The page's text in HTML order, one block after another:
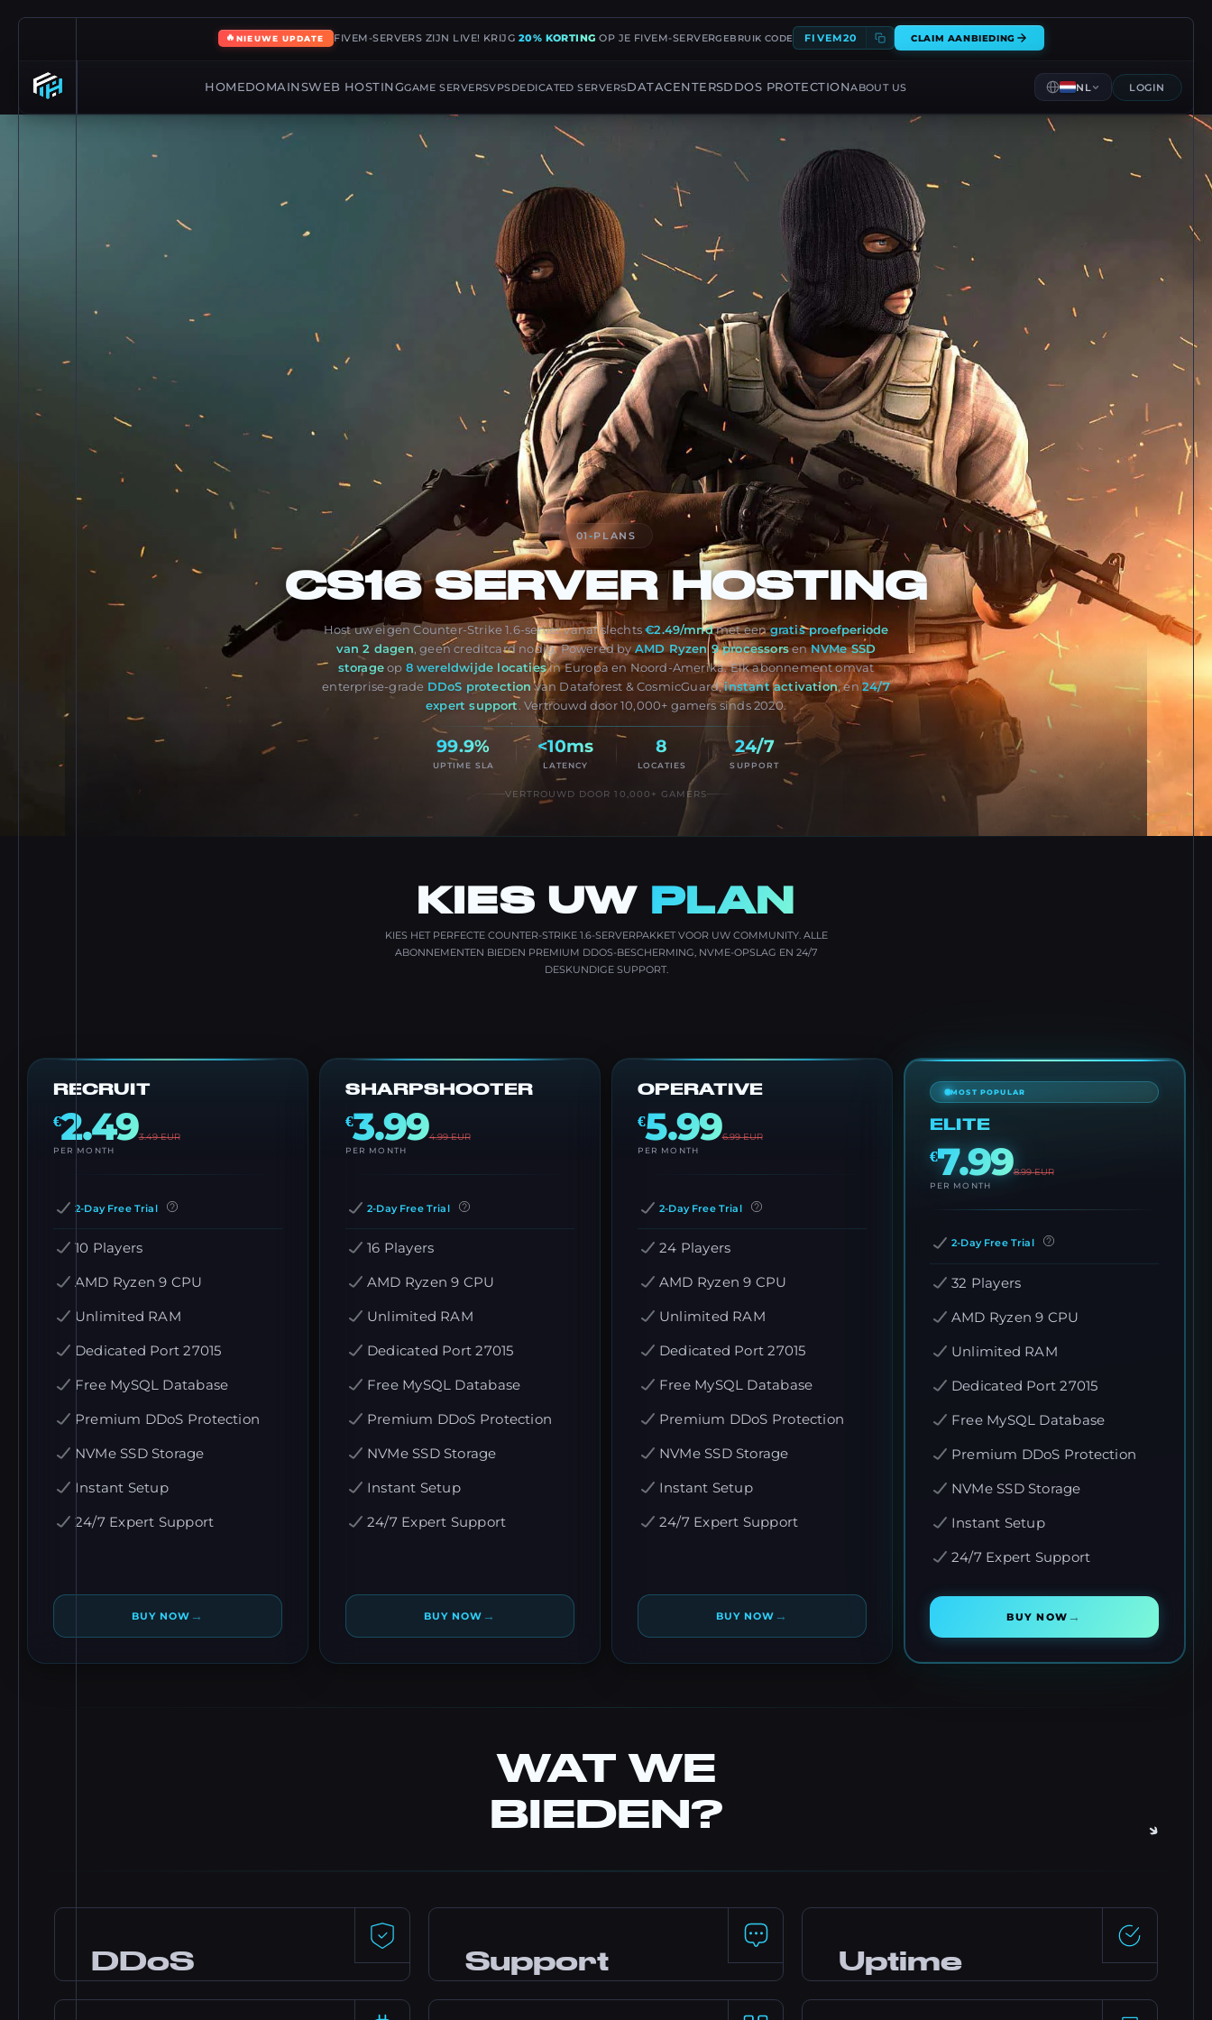
🔥NIEUWE UPDATE FIVEM-SERVERS ZIJN LIVE! KRIJG 20% KORTING OP JE FIVEM-SERVERGEBRUIK CODE FIVEM20 CLAIM AANBIEDING
HOMEDOMAINSWEB HOSTINGGAME SERVERSVPSDEDICATED SERVERSDATACENTERSDDOS PROTECTIONABOUT US NL LOGIN
01-PLANS
CS16 SERVER HOSTING
Host uw eigen Counter-Strike 1.6-server vanaf slechts€2.49/mndmet eengratis proefperiode
van 2 dagen, geen creditcard nodig. Powered by AMD Ryzen 9 processorsenNVMe SSD
storageop 8 wereldwijde locatiesin Europa en Noord-Amerika. Elk abonnement omvat
enterprise-grade DDoS protectionvan Dataforest & CosmicGuard,instant activation, en 24/7
expert support. Vertrouwd door 10,000+ gamers sinds 2020.
99.9%
UPTIME SLA
<10ms
LATENCY
8
LOCATIES
24/7
SUPPORT
VERTROUWD DOOR 10,000+ GAMERS
KIES UW PLAN
KIES HET PERFECTE COUNTER-STRIKE 1.6-SERVERPAKKET VOOR UW COMMUNITY. ALLE
ABONNEMENTEN BIEDEN PREMIUM DDOS-BESCHERMING, NVME-OPSLAG EN 24/7
DESKUNDIGE SUPPORT.
RECRUIT
€2.493.49EUR
PER MONTH
2-Day Free Trial
10 Players
AMD Ryzen 9 CPU
Unlimited RAM
Dedicated Port 27015
Free MySQL Database
Premium DDoS Protection
NVMe SSD Storage
Instant Setup
24/7 Expert Support
BUY NOW →
SHARPSHOOTER
€3.994.99EUR
PER MONTH
2-Day Free Trial
16 Players
AMD Ryzen 9 CPU
Unlimited RAM
Dedicated Port 27015
Free MySQL Database
Premium DDoS Protection
NVMe SSD Storage
Instant Setup
24/7 Expert Support
BUY NOW →
OPERATIVE
€5.996.99EUR
PER MONTH
2-Day Free Trial
24 Players
AMD Ryzen 9 CPU
Unlimited RAM
Dedicated Port 27015
Free MySQL Database
Premium DDoS Protection
NVMe SSD Storage
Instant Setup
24/7 Expert Support
BUY NOW →
MOST POPULAR
ELITE
€7.998.99EUR
PER MONTH
2-Day Free Trial
32 Players
AMD Ryzen 9 CPU
Unlimited RAM
Dedicated Port 27015
Free MySQL Database
Premium DDoS Protection
NVMe SSD Storage
Instant Setup
24/7 Expert Support
BUY NOW →
WAT WE
BIEDEN?
DDoS
Protection
Support
24/7
Uptime
99,5%